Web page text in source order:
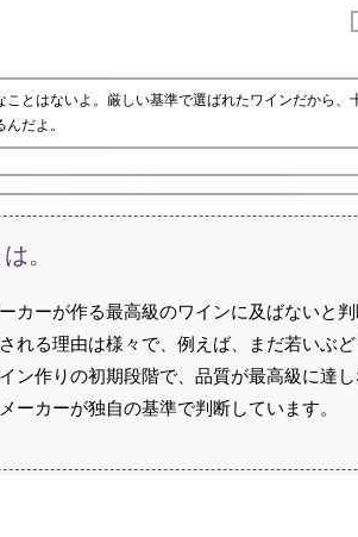
ことはないよ。厳しい基準で選ばれたワインだから
だよ。
。
カーが作る最高級のワインに及ばないと
れる理由は様々で、例えば、まだ若いぶ
ン作りの初期段階で、品質が最高級に達
ーカーが独自の基準で判断しています。